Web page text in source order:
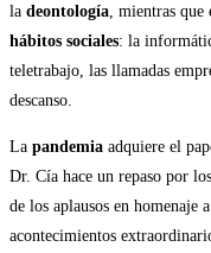
la deontología , mientras
hábitos sociales: la
teletrabajo, las llamadas
descanso.
La pandemia adquiere el
Dr. Cía hace un repaso por
de los aplausos en homenaje
acontecimientos